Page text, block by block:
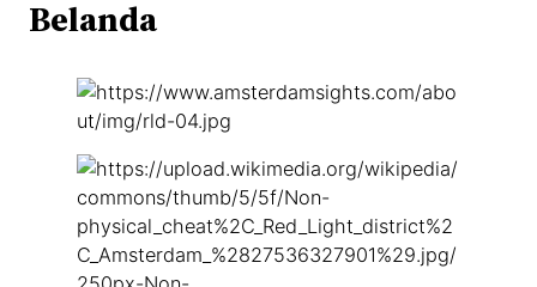
Belanda